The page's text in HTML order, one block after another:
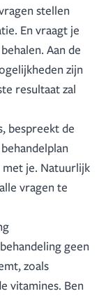
stellen
En vraagt je
Aan de
zijn
resultaat zal
bespreekt de
je. Natuurlijk
vragen te
geen
zoals
vitamines. Ben